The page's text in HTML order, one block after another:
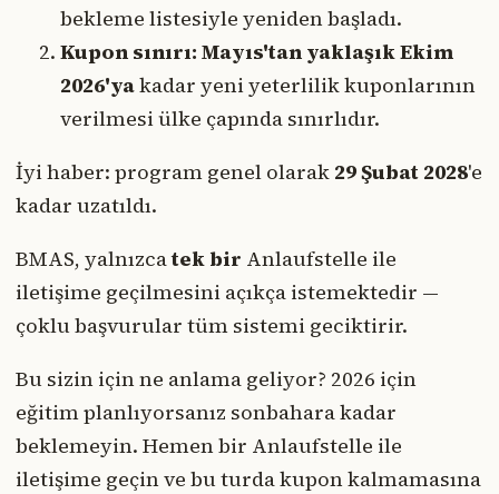
bekleme listesiyle yeniden başladı.
Kupon sınırı: Mayıs'tan yaklaşık Ekim
2026'yakadar yeni yeterlilik kuponlarının
verilmesi ülke çapında sınırlıdır.
İyi haber: program genel olarak 29 Şubat 2028'e
kadar uzatıldı.
BMAS, yalnızcatek bir Anlaufstelle ile
iletişime geçilmesini açıkça istemektedir —
çoklu başvurular tüm sistemi geciktirir.
Bu sizin için ne anlama geliyor? 2026 için
eğitim planlıyorsanız sonbahara kadar
beklemeyin. Hemen bir Anlaufstelle ile
iletişime geçin ve bu turda kupon kalmamasına